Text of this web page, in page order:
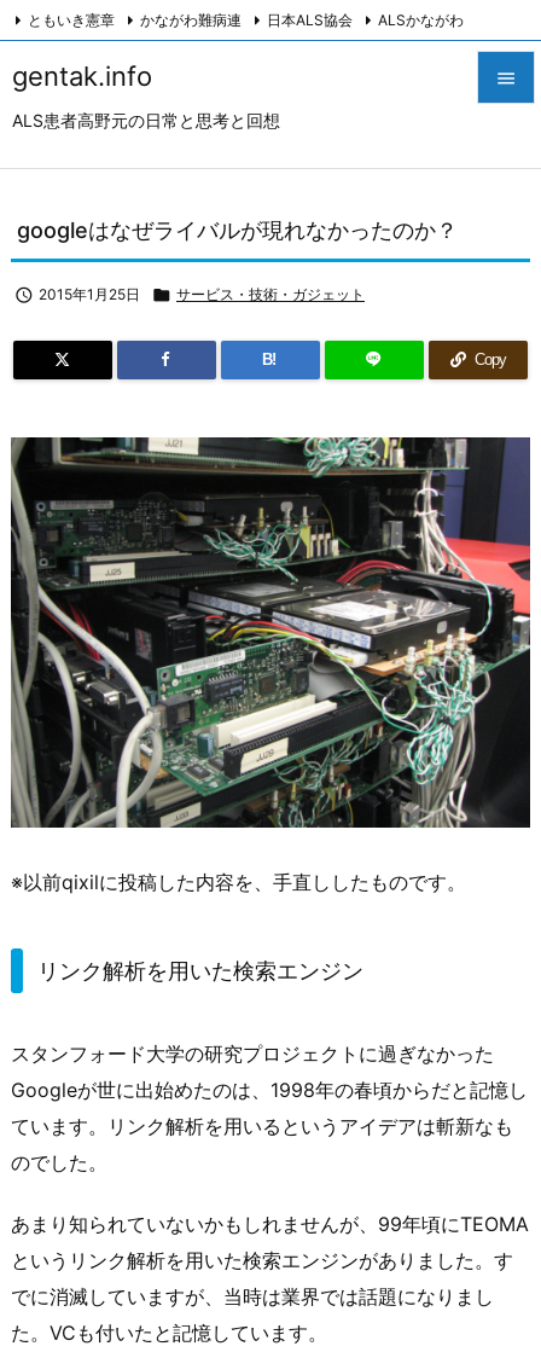
gentak.info
ALS患者高野元の日常と思考と回想


次へ

ともいき憲章 かながわ難病連 日本ALS協会 ALSかながわ
googleはなぜライバルが現れなかったのか？
 2015年1月25日  サービス・技術・ガジェット
B! Copy
※以前qixilに投稿した内容を、手直ししたものです。
リンク解析を用いた検索エンジン
スタンフォード大学の研究プロジェクトに過ぎなかった
Googleが世に出始めたのは、1998年の春頃からだと記憶し
ています。リンク解析を用いるというアイデアは斬新なも
のでした。
あまり知られていないかもしれませんが、99年頃にTEOMA
というリンク解析を用いた検索エンジンがありました。す
でに消滅していますが、当時は業界では話題になりまし
た。VCも付いたと記憶しています。